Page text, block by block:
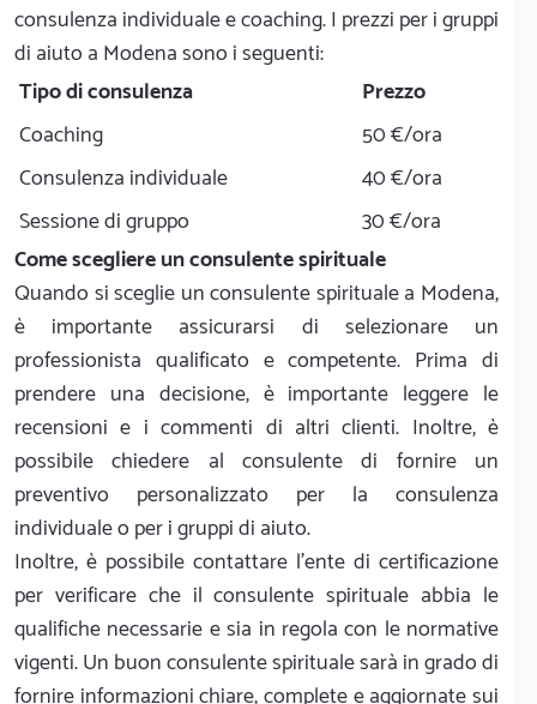
consulenza individuale e coaching. I prezzi per i gruppi
di aiuto a Modena sono i seguenti:
Tipo di consulenza
Prezzo
Coaching
50 €/ora
Consulenza individuale
40 €/ora
Sessione di gruppo
30 €/ora
Come scegliere un consulente spirituale
Quando si sceglie un consulente spirituale a Modena,
è importante assicurarsi di selezionare un
professionista qualificato e competente. Prima di
prendere una decisione, è importante leggere le
recensioni e i commenti di altri clienti. Inoltre, è
possibile chiedere al consulente di fornire un
preventivo personalizzato per la consulenza
individuale o per i gruppi di aiuto.
Inoltre, è possibile contattare l'ente di certificazione
per verificare che il consulente spirituale abbia le
qualifiche necessarie e sia in regola con le normative
vigenti. Un buon consulente spirituale sarà in grado di
fornire informazioni chiare, complete e aggiornate sui